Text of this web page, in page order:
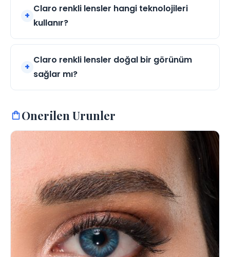
Claro renkli lensler hangi teknolojileri
kullanır?
Claro renkli lensler doğal bir görünüm
sağlar mı?
Onerilen Urunler